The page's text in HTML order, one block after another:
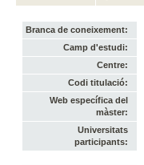
Branca de coneixement:
Camp d'estudi:
Centre:
Codi titulació:
Web específica del
màster:
Universitats
participants: